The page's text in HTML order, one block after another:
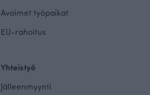
Avoimet työpaikat
EU-rahoitus
Yhteistyö
Jälleenmyynti